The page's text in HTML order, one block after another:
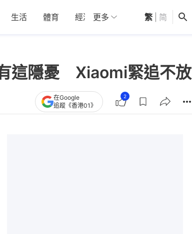
生活 體育 經濟 01深圳 觀點 健康
更多 繁 简
這隱憂 Xiaomi緊追不放
在Google
追蹤《香港01》
2